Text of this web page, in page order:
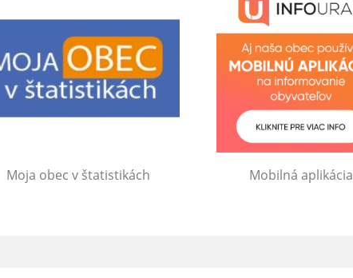
Moja obec v štatistikách Mobilná aplikácia